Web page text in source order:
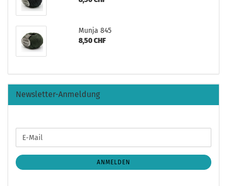
Munja 845
8,50 CHF
Newsletter-Anmeldung
ZUR
ANMELDUNG
E-
Mail
ANMELDEN